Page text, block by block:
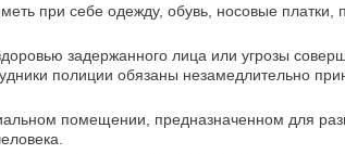
при себе одежду, обувь, носовые платки,
задержанного лица или угрозы
полиции обязаны незамедлительно
помещении, предназначенном для